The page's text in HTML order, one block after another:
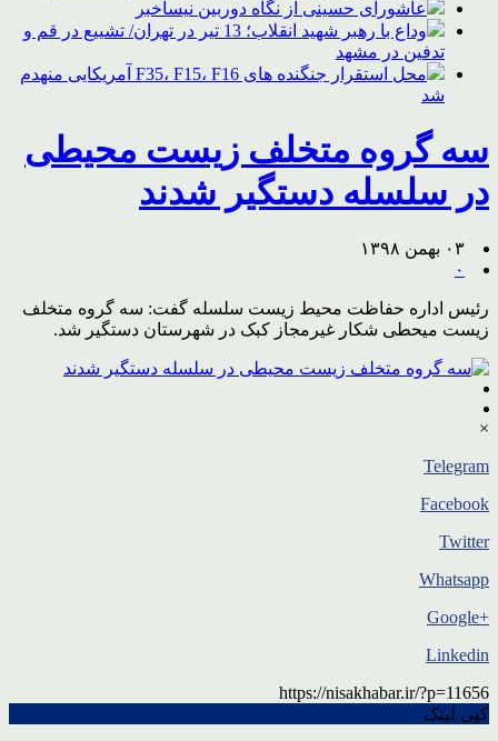
عاشورای حسینی از نگاه دوربین نیساخبر
وداع با رهبر شهید انقلاب؛ 13 تیر در تهران/ تشییع در قم و
تدفین در مشهد
محل استقرار جنگنده های F35، F15، F16 آمریکایی منهدم
شد
سه گروه متخلف زیست محیطی
در سلسله دستگیر شدند
۰۳ بهمن ۱۳۹۸
۰
رئیس اداره حفاظت محیط زیست سلسله گفت: سه گروه متخلف
زیست میحطی شکار غیرمجاز کبک در شهرستان دستگیر شد.
×
Telegram
Facebook
Twitter
Whatsapp
+Google
Linkedin
https://nisakhabar.ir/?p=11656
کپی لینک